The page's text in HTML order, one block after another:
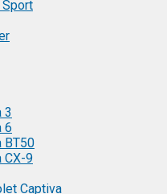
Sport
3
6
BT50
CX-9
Captiva